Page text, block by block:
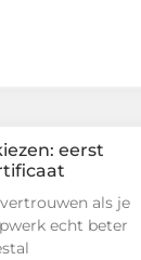
eerst
als je
echt beter